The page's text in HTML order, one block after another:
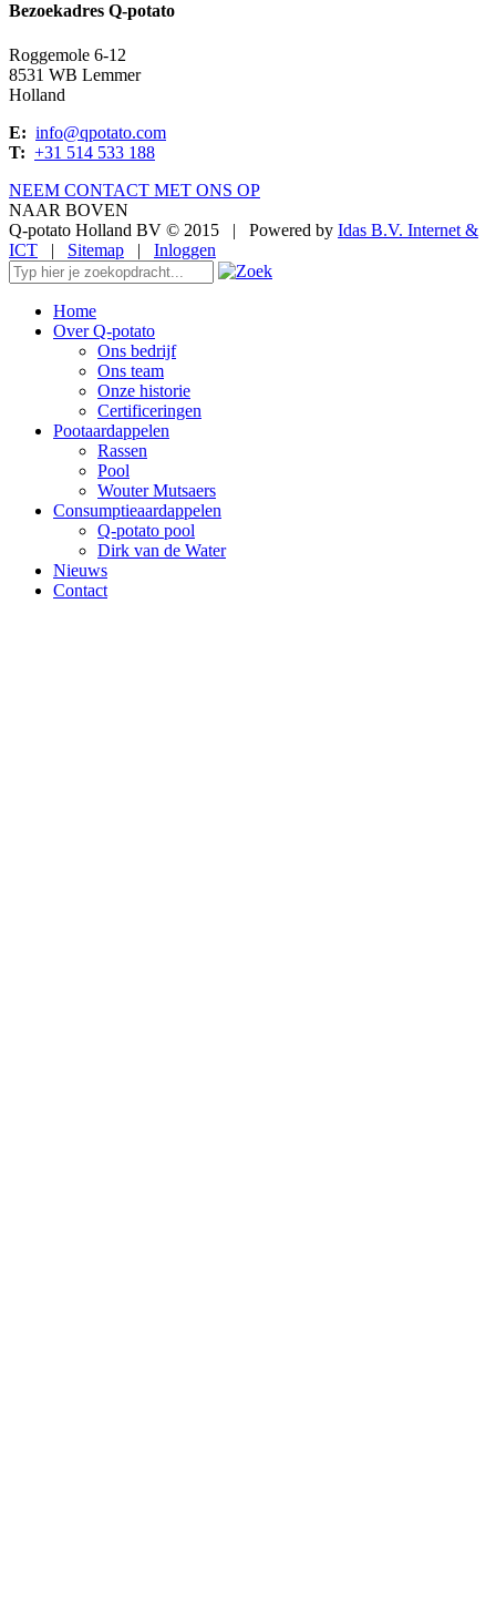
Bezoekadres Q-potato
Roggemole 6-12
8531 WB Lemmer
Holland
E: info@qpotato.com
T: +31 514 533 188
NEEM CONTACT MET ONS OP
NAAR BOVEN
Q-potato Holland BV © 2015 | Powered by Idas B.V. Internet &
ICT
| Sitemap | Inloggen
Home
Over Q-potato
Ons bedrijf
Ons team
Onze historie
Certificeringen
Pootaardappelen
Rassen
Pool
Wouter Mutsaers
Consumptieaardappelen
Q-potato pool
Dirk van de Water
Nieuws
Contact